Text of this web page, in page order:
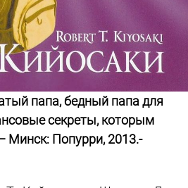
папа, бедный папа для
секреты, которым
Минск: Попурри, 2013.-